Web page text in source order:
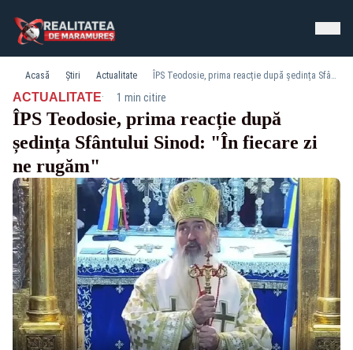
Acasă Știri Actualitate ÎPS Teodosie, prima reacție după ședința Sfântului Sinod: "În fiecare zi ne rugăm"
ACTUALITATE· 1 min citire
ÎPS Teodosie, prima reacție după
ședința Sfântului Sinod: "În fiecare zi
ne rugăm"